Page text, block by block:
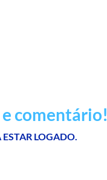
comentário!
LOGADO.